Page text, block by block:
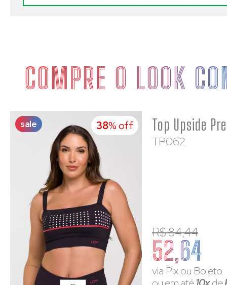
COMPRE O LOOK
sale 38% off
TP062
R$ 84,44
52,64
via Pix ou Boleto